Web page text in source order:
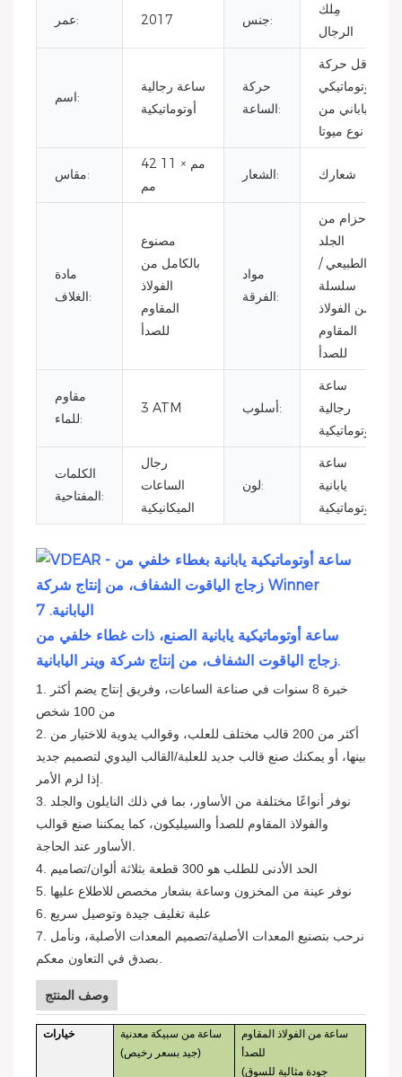
عمر: 2017 جنس:
مِلك
الرجال
اسم:
ساعة رجالية
أوتوماتيكية
حركة
الساعة:
ناقل حركة
أوتوماتيكي
ياباني من
نوع ميوتا
مقاس:
42 مم × 11
مم
الشعار: شعارك
مادة
الغلاف:
مصنوع
بالكامل من
الفولاذ
المقاوم
للصدأ
مواد
الفرقة:
حزام من
الجلد
الطبيعي /
سلسلة
من الفولاذ
المقاوم
للصدأ
مقاوم
للماء:
3 ATM أسلوب:
ساعة
رجالية
أوتوماتيكية
الكلمات
المفتاحية:
رجال
الساعات
الميكانيكية
لون:
ساعة
يابانية
أوتوماتيكية
ساعة أوتوماتيكية يابانية الصنع، ذات غطاء خلفي من
زجاج الياقوت الشفاف، من إنتاج شركة وينر اليابانية.
1. خبرة 8 سنوات في صناعة الساعات، وفريق إنتاج يضم أكثر
من 100 شخص
2. أكثر من 200 قالب مختلف للعلب، وقوالب يدوية للاختيار من
بينها، أو يمكنك صنع قالب جديد للعلبة/القالب اليدوي لتصميم جديد
3. نوفر أنواعًا مختلفة من الأساور، بما في ذلك النايلون والجلد
والفولاذ المقاوم للصدأ والسيليكون، كما يمكننا صنع قوالب
4. الحد الأدنى للطلب هو 300 قطعة بثلاثة ألوان/تصاميم
5. نوفر عينة من المخزون وساعة بشعار مخصص للاطلاع عليها
6. علبة تغليف جيدة وتوصيل سريع
7. نرحب بتصنيع المعدات الأصلية/تصميم المعدات الأصلية، ونأمل
وصف المنتج
خيارات
ساعة من سبيكة معدنية
(جيد بسعر رخيص)
ساعة من الفولاذ المقاوم
للصدأ
(جودة مثالية للسوق